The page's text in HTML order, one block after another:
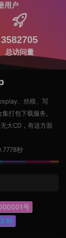
用户
3582705
总访问量
、丝模、写
打包下载服务。
大CD，有这方面
秒
号
秒